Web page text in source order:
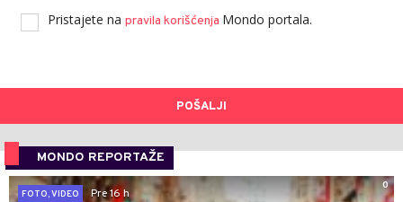
Pristajete na pravila korišćenja Mondo portala.
POŠALJI
MONDO REPORTAŽE
0
FOTO, VIDEO
Pre 16 h